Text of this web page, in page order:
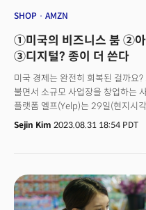
SHOP AMZN
①미국의 비즈니스 붐 ②
③디지털? 종이 더 쓴다
미국 경제는 완전히 회복된 걸까요
불면서 소규모 사업장을 창업하는
플랫폼 옐프(Yelp)는 29일(현지시
등록된 새로운 서비스 목록은 2022
예상했죠. 데이터에 따르면 올 1월
비교하면 46%나 증가했죠. 이때
눈길을 끕니다. 여행, 홈서비스의
등록된 사업장은 39% 늘었고, 홈
Sejin Kim 2023.08.31 18:54 PDT